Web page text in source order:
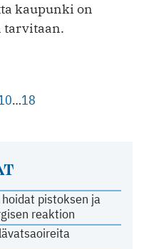
kaupunki on
tarvitaan.
…18
pistoksen ja
reaktion